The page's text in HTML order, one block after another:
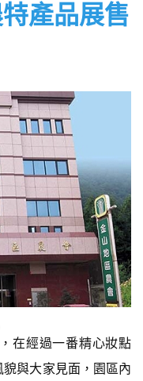
產品展售
在經過一番精心妝點
與大家見面，園區內